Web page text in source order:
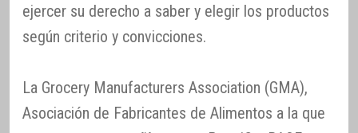
ejercer su derecho a saber y elegir los productos
según criterio y convicciones.
La Grocery Manufacturers Association (GMA),
Asociación de Fabricantes de Alimentos a la que